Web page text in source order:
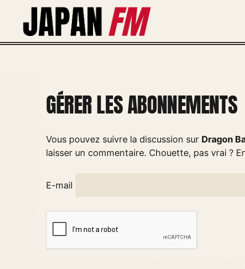
contenu
GÉRER LES ABONNEMENTS
Vous pouvez suivre la discussion sur Dragon
laisser un commentaire. Chouette, pas vrai ?
E-mail